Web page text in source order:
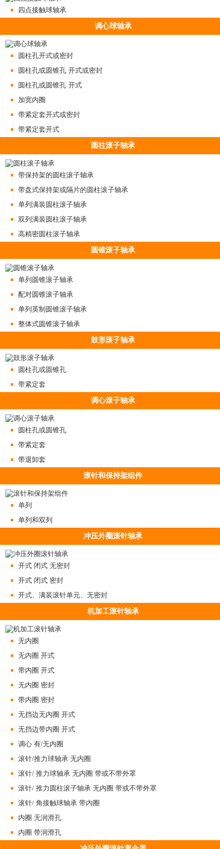
四点接触球轴承
调心球轴承
圆柱孔开式或密封
圆柱孔或圆锥孔 开式或密封
圆柱孔或圆锥孔 开式
加宽内圈
带紧定套开式或密封
带紧定套开式
圆柱滚子轴承
带保持架的圆柱滚子轴承
带盘式保持架或隔片的圆柱滚子轴承
单列满装圆柱滚子轴承
双列满装圆柱滚子轴承
高精密圆柱滚子轴承
圆锥滚子轴承
单列圆锥滚子轴承
配对圆锥滚子轴承
单列英制圆锥滚子轴承
整体式圆锥滚子轴承
鼓形滚子轴承
圆柱孔或圆锥孔
带紧定套
调心滚子轴承
圆柱孔或圆锥孔
带紧定套
带退卸套
滚针和保持架组件
单列
单列和双列
冲压外圈滚针轴承
开式 闭式 无密封
开式 闭式 密封
开式、满装滚针单元、无密封
机加工滚针轴承
无内圈
无内圈 开式
带内圈 开式
无内圈 密封
带内圈 密封
无挡边无内圈 开式
无挡边带内圈 开式
调心 有/无内圈
滚针/推力球轴承 无内圈
滚针/ 推力球轴承 无内圈 带或不带外罩
滚针/ 推力圆柱滚子轴承 无内圈 带或不带外罩
滚针/ 角接触球轴承 带内圈
内圈 无润滑孔
内圈 带润滑孔